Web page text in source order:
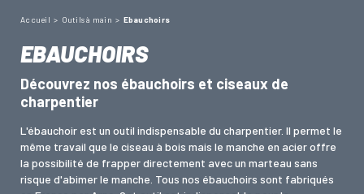
OUTILS DE TOUPIE
FERS & PLAQUETTES
Accueil Outils à main Ebauchoirs
EBAUCHOIRS
Découvrez nos ébauchoirs et ciseaux de
charpentier
L'ébauchoir est un outil indispensable du charpentier. Il permet le
même travail que le ciseau à bois mais le manche en acier offre
la possibilité de frapper directement avec un marteau sans
risque d'abimer le manche. Tous nos ébauchoirs sont fabriqués